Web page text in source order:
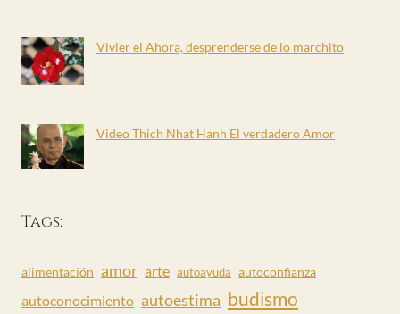
Vivier el Ahora, desprenderse de lo marchito
Video Thich Nhat Hanh El verdadero Amor
Tags:
alimentación amor arte autoayuda autoconfianza
autoconocimiento autoestima budismo